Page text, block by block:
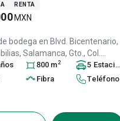
RENTA
MXN
bodega en Blvd. Bicentenario,
Salamanca, Gto., Col.
Centro,Salamanca,
, México, C.P. 36700, ID:
s 800 m2 5 Estacionamiento
Fibra Teléfono